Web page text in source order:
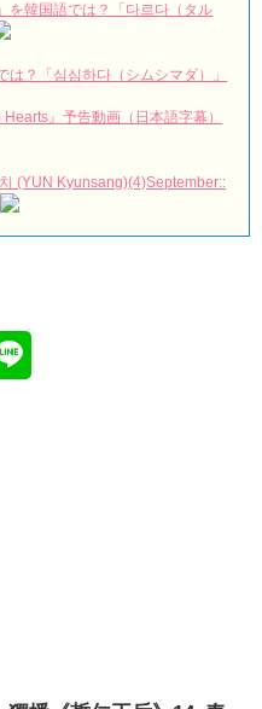
】完！概要|感想 12/30/2023
Ah-in NEW!
「親愛なる判事様」視聴率7.8％
TV NEW!
初登板へ🔥「僕はロボットじゃ
国ドラマ #21世紀の大君夫人
) 강남 3대 얼짱 출신 &#39;한혜진
(여전히 우리는)
年11月2日TSUTAYAにて先行
❤️ソンイェジン / エンジョイ❕
続々 – Taka News
映像より）
を韓国語では？「다르다（タル
は？「심심하다（シムシマダ）」
』予告動画（日本語字幕）
(YUN Kyunsang)(4)September::
・イェスル
尾狐外伝 制作発表会
・ボミ、今日（28日）結婚……
・ユジョン、「健康がとても回
彼氏はあの大物俳優
ィング